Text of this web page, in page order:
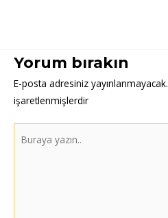
Yorum bırakın
E-posta adresiniz yayınlanmayacak.
işaretlenmişlerdir